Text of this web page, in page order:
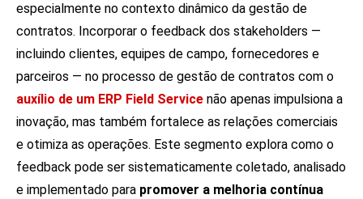
especialmente no contexto dinâmico da gestão de
contratos. Incorporar o feedback dos stakeholders —
incluindo clientes, equipes de campo, fornecedores e
parceiros — no processo de gestão de contratos com o
auxílio de um ERP Field Service não apenas impulsiona a
inovação, mas também fortalece as relações comerciais
e otimiza as operações. Este segmento explora como o
feedback pode ser sistematicamente coletado, analisado
e implementado para promover a melhoria contínua